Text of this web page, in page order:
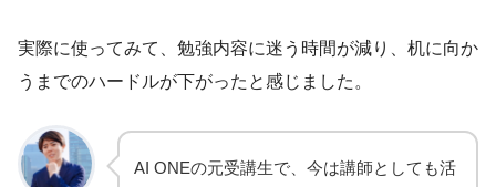
実際に使ってみて、勉強内容に迷う時間が減り、机に向か
うまでのハードルが下がったと感じました。
AI ONEの元受講生で、今は講師としても活